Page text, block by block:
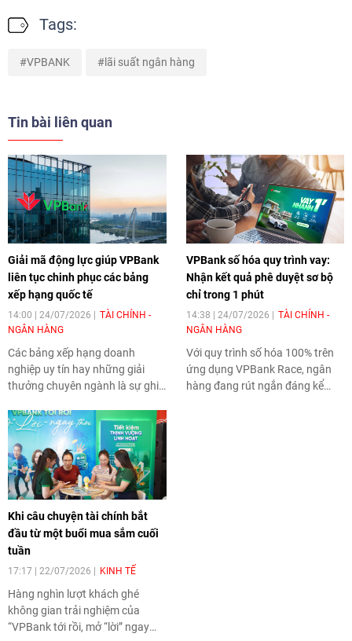
Tags:
VPBANK lãi suất ngân hàng
Tin bài liên quan
Giải mã động lực giúp VPBank
liên tục chinh phục các bảng
xếp hạng quốc tế
14:00 | 24/07/2026
TÀI CHÍNH -
NGÂN HÀNG
Các bảng xếp hạng doanh
nghiệp uy tín hay những giải
thưởng chuyên ngành là sự ghi
với chiến lược tăng trưởng mạnh
mẽ và vị thế ngày càng cao của
VPBank.
VPBank số hóa quy trình vay:
Nhận kết quả phê duyệt sơ bộ
chỉ trong 1 phút
14:38 | 24/07/2026
TÀI CHÍNH -
NGÂN HÀNG
Với quy trình số hóa 100% trên
ứng dụng VPBank Race, ngân
hàng đang rút ngắn đáng kể
Khi câu chuyện tài chính bắt
đầu từ một buổi mua sắm cuối
tuần
17:17 | 22/07/2026 KINH TẾ
Hàng nghìn lượt khách ghé
không gian trải nghiệm của
“VPBank tới rồi, mở “lời” ngay